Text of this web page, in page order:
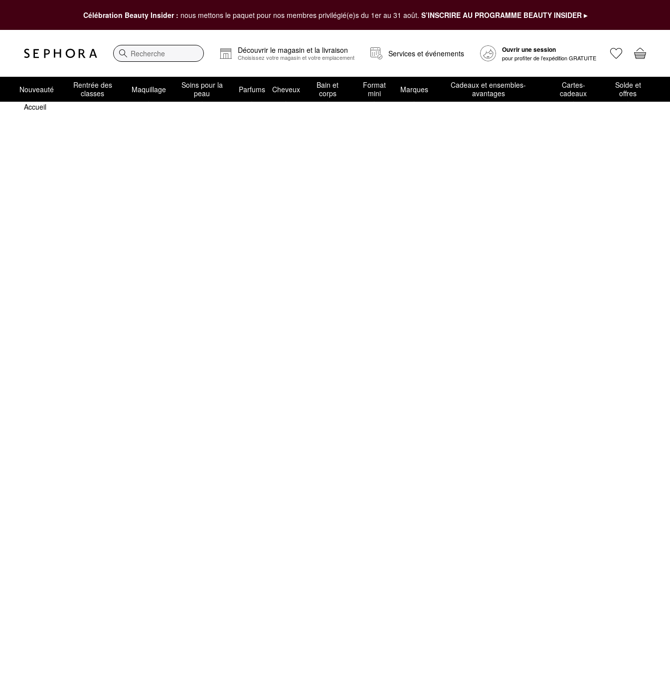
Célébration Beauty Insider : nous mettons le paquet pour nos membres privilégié(e)s du 1er au 31 août. S’INSCRIRE AU PROGRAMME BEAUTY INSIDER ▸
Recherche
Découvrir le magasin et la livraison
Choisissez votre magasin et votre emplacement Services et événements Ouvrir une session
pour profiter de l’expédition GRATUITE
Nouveauté
Rentrée des
classes
Maquillage
Soins pour la
peau
Parfums Cheveux
Bain et
corps
Format
mini
Marques
Cadeaux et ensembles-
avantages
Cartes-
cadeaux
Solde et
offres
Accueil